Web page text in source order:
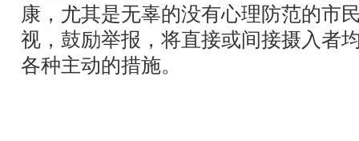
康，尤其是无辜的没有心理防范的市
视，鼓励举报，将直接或间接摄入者
各种主动的措施。